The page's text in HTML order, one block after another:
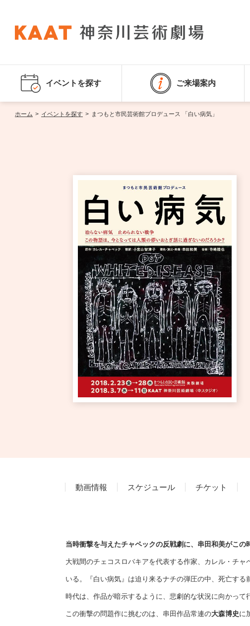
イベントを探す ご来場案内
ホーム > イベントを探す > まつもと市民芸術館プロデュース 「白い病気」
動画情報 スケジュール チケット
当時衝撃を与えたチャペックの反戦劇に、串田和美がこの
大戦間のチェコスロバキアを代表する作家、カレル・チ
いる。『白い病気』は迫り来るナチの弾圧の中、死亡す
時代は、作品が暗示するように、悲劇的な状況に向かっ
この衝撃の問題作に挑むのは、串田作品常連の大森博史に